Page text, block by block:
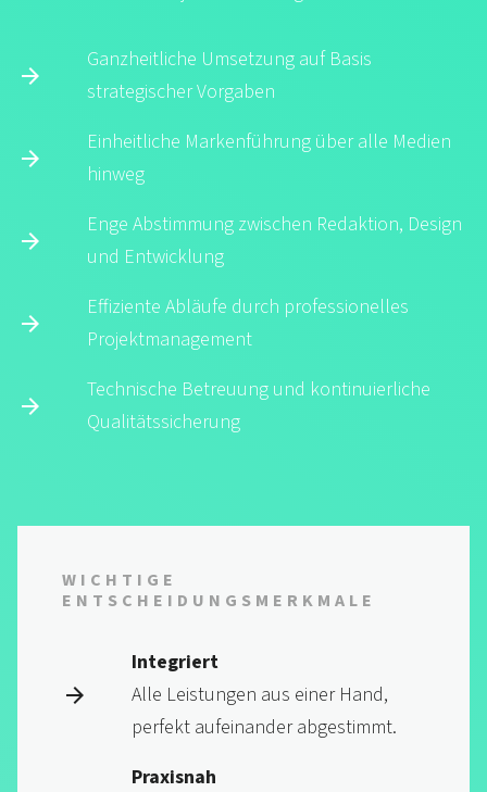
Ganzheitliche Umsetzung auf Basis
strategischer Vorgaben
Einheitliche Markenführung über alle Medien
hinweg
Enge Abstimmung zwischen Redaktion, Design
und Entwicklung
Effiziente Abläufe durch professionelles
Projektmanagement
Technische Betreuung und kontinuierliche
Qualitätssicherung
WICHTIGE
ENTSCHEIDUNGS­MERKMALE
Integriert
Alle Leistungen aus einer Hand,
perfekt aufeinander abgestimmt.
Praxisnah